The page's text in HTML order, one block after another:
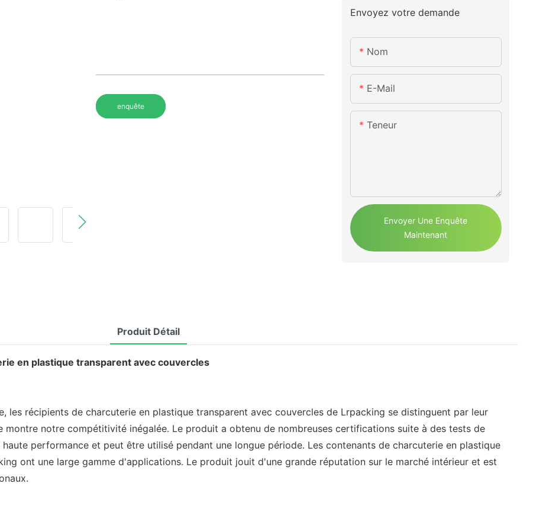
enquête
Envoyez votre demande
Nom
E-Mail
Teneur
Envoyer Une Enquête
Maintenant
Produit Détail
en plastique transparent avec couvercles
les récipients de charcuterie en plastique transparent avec couvercles de Lrpacking se distinguent par leur
montre notre compétitivité inégalée. Le produit a obtenu de nombreuses certifications suite à des tests de
performance et peut être utilisé pendant une longue période. Les contenants de charcuterie en plastique
ont une large gamme d'applications. Le produit jouit d'une grande réputation sur le marché intérieur et est